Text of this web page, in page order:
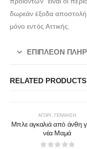
Λούτρινο Λευκό 45εκ
Λούτρινο Κόκκινο 45εκ
Λούτρινο Καφέ ή Λευκό
Λούτρινο Μπεζ 45εκ
δωρεάν έξοδα
μόνο εντός Αττικής.
ΕΠΙΠΛΈΟΝ
RELATED PRODUCTS
ΑΓΌΡΙ ΓΈΝΝΗΣΗ
Μπλε αγκαλιά από άνθη
νέα Μαμά